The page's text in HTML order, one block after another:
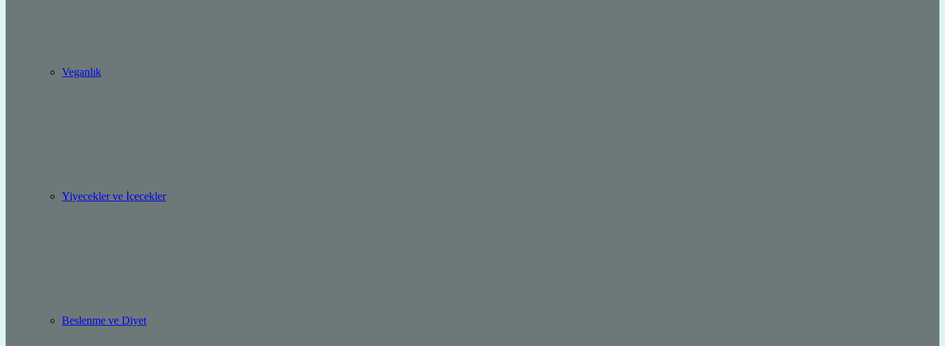
Veganlık
Yiyecekler ve İçecekler
Beslenme ve Diyet